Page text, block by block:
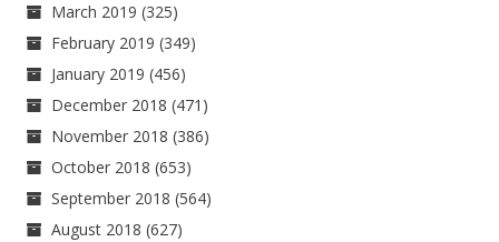
March 2019 (325)
February 2019 (349)
January 2019 (456)
December 2018 (471)
November 2018 (386)
October 2018 (653)
September 2018 (564)
August 2018 (627)